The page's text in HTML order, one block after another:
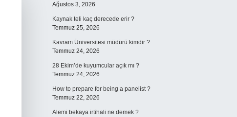
Ağustos 3, 2026
Kaynak teli kaç derecede erir ?
Temmuz 25, 2026
Kavram Üniversitesi müdürü kimdir ?
Temmuz 24, 2026
28 Ekim’de kuyumcular açık mı ?
Temmuz 24, 2026
How to prepare for being a panelist ?
Temmuz 22, 2026
Alemi bekaya irtihali ne demek ?